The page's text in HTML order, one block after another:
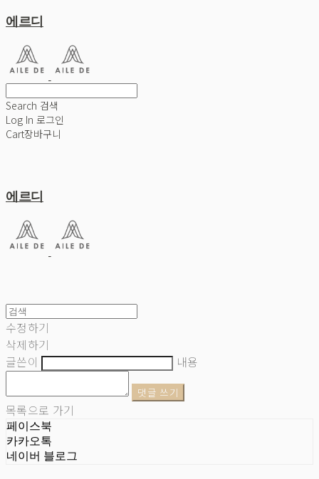
에르디
Search 검색
Log In 로그인
Cart장바구니
에르디
수정하기
삭제하기
글쓴이
내용
댓글 쓰기
목록으로 가기
페이스북
카카오톡
네이버 블로그